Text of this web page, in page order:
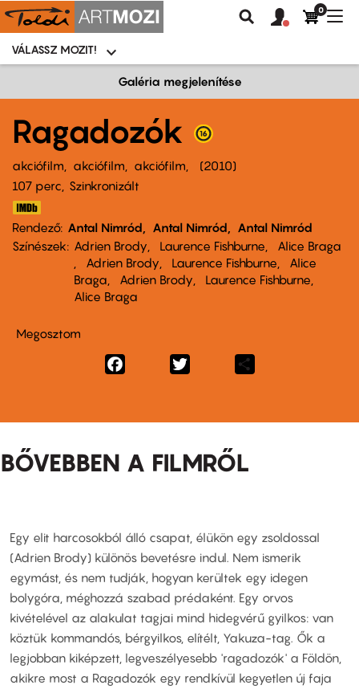
Moziválasztó
menü
VÁLASSZ MOZIT!
Keresés
Felhasználói
fiók
0
Galéria megjelenítése
Ragadozók
akciófilm akciófilm akciófilm
2010
107 perc,
Szinkronizált
Rendező Antal Nimród Antal Nimród
Antal Nimród
Színészek
Adrien Brody Laurence Fishburne
Alice Braga
Adrien Brody
Laurence Fishburne
Alice
Braga
Adrien Brody
Laurence Fishburne
Alice Braga
Megosztom
Facebook
BŐVEBBEN A FILMRŐL
Egy elit harcosokból álló csapat, élükön egy zsoldossal
(Adrien Brody) különös bevetésre indul. Nem ismerik
egymást, és nem tudják, hogyan kerültek egy idegen
bolygóra, méghozzá szabad prédaként. Egy orvos
kivételével az alakulat tagjai mind hidegvérű gyilkos: van
köztük kommandós, bérgyilkos, elítélt, Yakuza-tag. Ők a
legjobban kiképzett, legveszélyesebb 'ragadozók' a Földön,
akikre most a Ragadozók egy rendkívül kegyetlen új faja